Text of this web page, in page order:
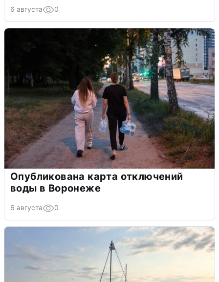
6 августа 0
Опубликована карта отключений
воды в Воронеже
6 августа 0